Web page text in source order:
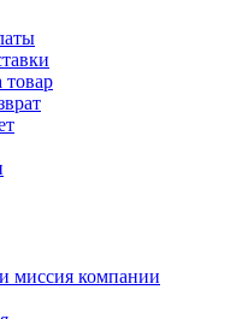
товар
миссия компании